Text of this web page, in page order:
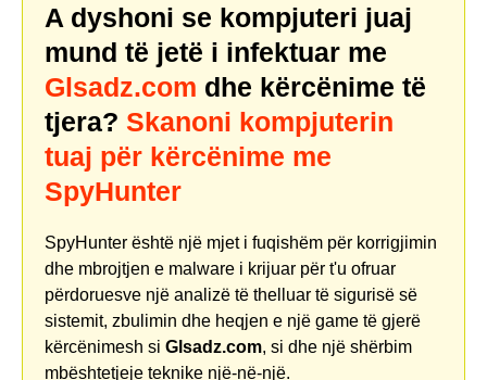
A dyshoni se kompjuteri juaj
mund të jetë i infektuar me
Glsadz.com dhe kërcënime të
tjera? Skanoni kompjuterin
tuaj për kërcënime me
SpyHunter
SpyHunter është një mjet i fuqishëm për korrigjimin
dhe mbrojtjen e malware i krijuar për t'u ofruar
përdoruesve një analizë të thelluar të sigurisë së
sistemit, zbulimin dhe heqjen e një game të gjerë
kërcënimesh si Glsadz.com, si dhe një shërbim
mbështetjeje teknike një-në-një.